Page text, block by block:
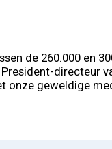
de 260.000 en
directeur
onze geweldige